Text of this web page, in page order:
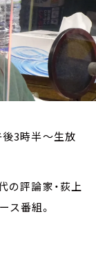
後3時半～生放
の評論家・荻上
ス番組。